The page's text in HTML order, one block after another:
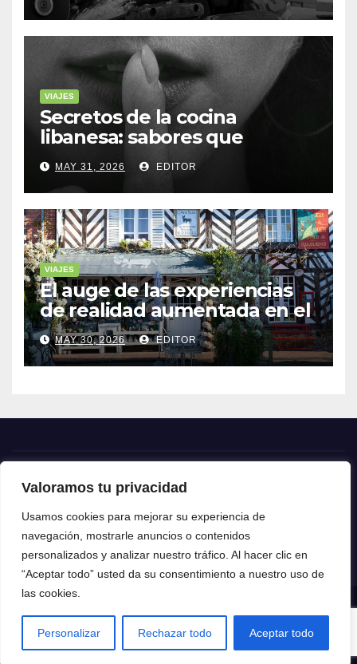
Valoramos tu privacidad
Usamos cookies para mejorar su experiencia de
navegación, mostrarle anuncios o contenidos
personalizados y analizar nuestro tráfico. Al hacer clic en
“Aceptar todo” usted da su consentimiento a nuestro uso de
las cookies.
Personalizar Rechazar todo Aceptar todo
VIAJES
Secretos de la cocina
libanesa: sabores que
cuentan historias
MAY 31, 2026 EDITOR
VIAJES
El auge de las experiencias
de realidad aumentada en el
turismo
MAY 30, 2026 EDITOR
Crónica24
Crónica 24
Home
Contacto Política de privacidad